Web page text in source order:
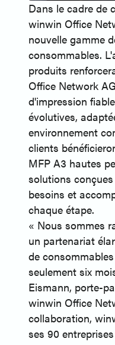
Dans le cadre de
winwin Office
nouvelle gamme
consommables.
produits
Office Network
d'impression
évolutives,
environnement
clients
MFP A3 hautes
solutions
besoins et
chaque étape.
« Nous sommes
un partenariat
de
seulement six
Eismann, porte-
winwin Office
collaboration,
ses 90